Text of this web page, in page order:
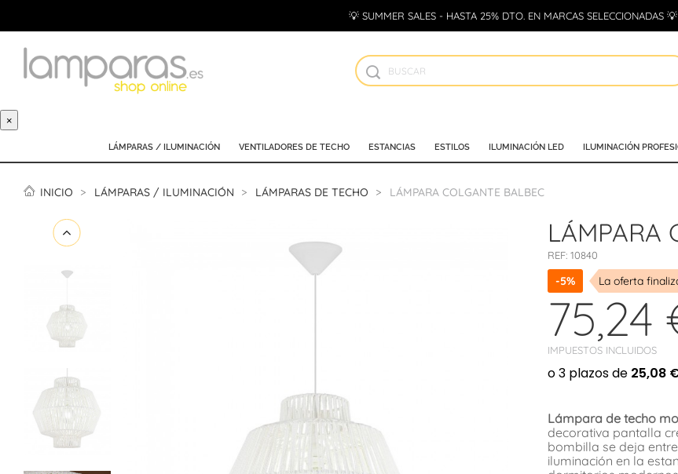
💡 SUMMER SALES - HASTA 25% DTO. EN MARCAS SELECCIONADAS 💡
×
LÁMPARAS / ILUMINACIÓN VENTILADORES DE TECHO ESTANCIAS ESTILOS ILUMINACIÓN LED ILUMINACIÓN
INICIO LÁMPARAS / ILUMINACIÓN LÁMPARAS DE TECHO LÁMPARA COLGANTE BALBEC
LÁMPARA
REF: 10840
-5% La oferta
75,24
IMPUESTOS INCLUIDOS
Lámpara de techo
decorativa pantalla
bombilla se deja
iluminación en la